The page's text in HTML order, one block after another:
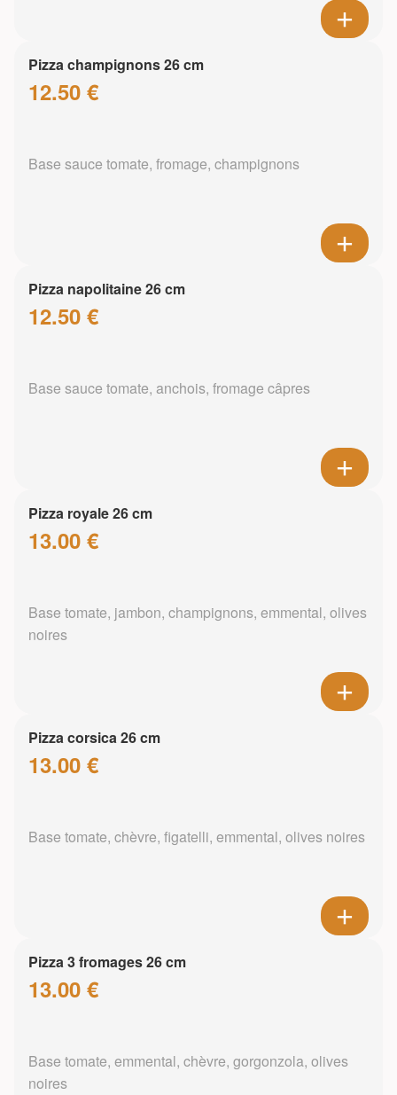
Pizza champignons 26 cm
12.50 €
Base sauce tomate, fromage, champignons
Pizza napolitaine 26 cm
12.50 €
Base sauce tomate, anchois, fromage câpres
Pizza royale 26 cm
13.00 €
Base tomate, jambon, champignons, emmental, olives
noires
Pizza corsica 26 cm
13.00 €
Base tomate, chèvre, figatelli, emmental, olives noires
Pizza 3 fromages 26 cm
13.00 €
Base tomate, emmental, chèvre, gorgonzola, olives
noires